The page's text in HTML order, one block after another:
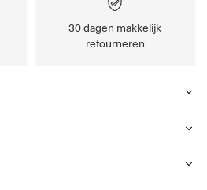
30 dagen makkelijk
retourneren